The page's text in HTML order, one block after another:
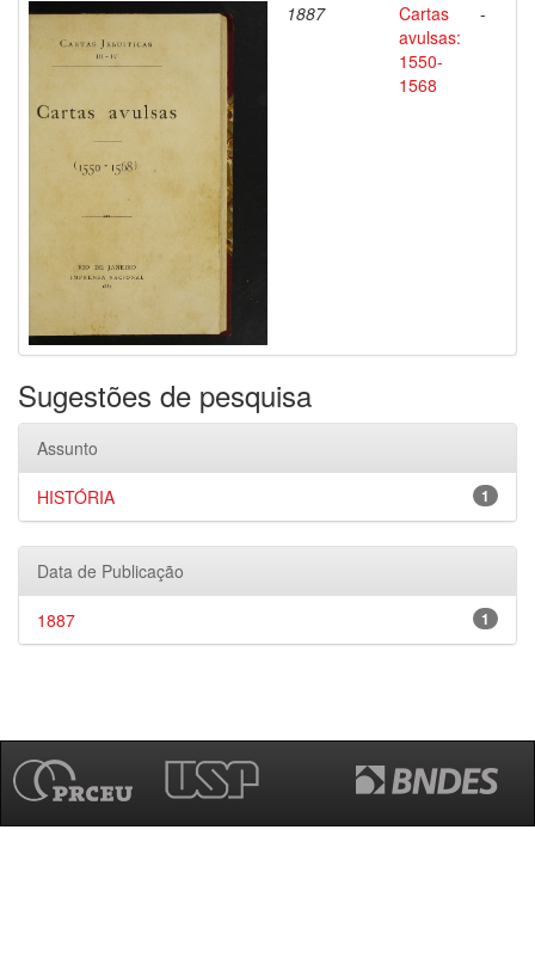
1887
Cartas
avulsas:
1550-
1568
-
Sugestões de pesquisa
Assunto
1
HISTÓRIA
Data de Publicação
1
1887